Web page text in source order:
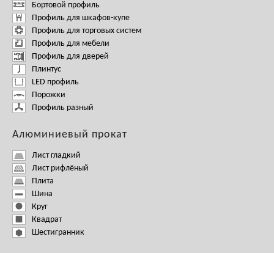
Бортовой профиль
Профиль для шкафов-купе
Профиль для торговых систем
Профиль для мебели
Профиль для дверей
Плинтус
LED профиль
Порожки
Профиль разный
Алюминиевый прокат
Лист гладкий
Лист рифлёный
Плита
Шина
Круг
Квадрат
Шестигранник